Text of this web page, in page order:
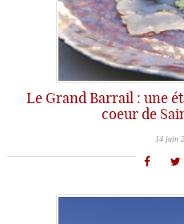
Le Grand Barrail : une
coeur de
14 juin